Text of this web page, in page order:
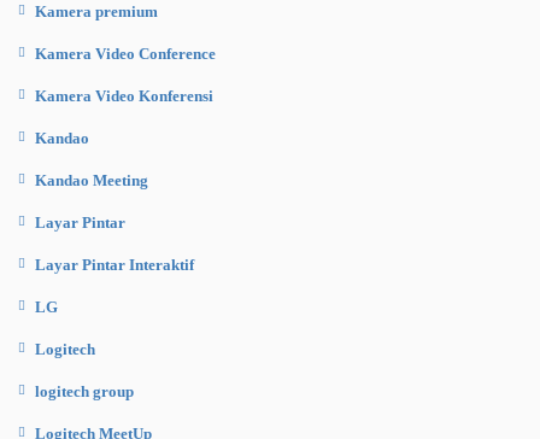
Kamera premium
Kamera Video Conference
Kamera Video Konferensi
Kandao
Kandao Meeting
Layar Pintar
Layar Pintar Interaktif
LG
Logitech
logitech group
Logitech MeetUp